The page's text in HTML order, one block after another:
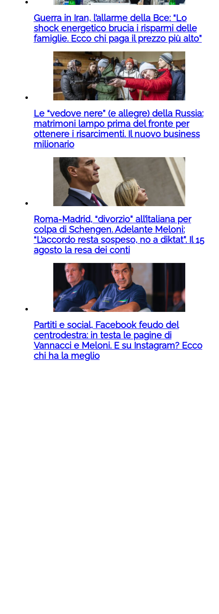
Guerra in Iran, l’allarme della Bce: “Lo
shock energetico brucia i risparmi delle
famiglie. Ecco chi paga il prezzo più alto”
Le “vedove nere” (e allegre) della Russia:
matrimoni lampo prima del fronte per
ottenere i risarcimenti. Il nuovo business
milionario
Roma-Madrid, “divorzio” all’italiana per
colpa di Schengen. Adelante Meloni:
“L’accordo resta sospeso, no a diktat”. Il 15
agosto la resa dei conti
Partiti e social, Facebook feudo del
centrodestra: in testa le pagine di
Vannacci e Meloni. E su Instagram? Ecco
chi ha la meglio